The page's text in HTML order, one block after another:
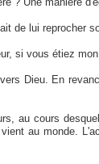
? Une manière
de lui
si vous étiez
Dieu. En
au cours
au monde.